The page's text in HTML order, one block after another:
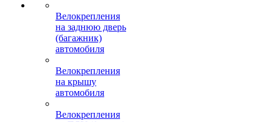
Велокрепления
на заднюю дверь
(багажник)
автомобиля
Велокрепления
на крышу
автомобиля
Велокрепления